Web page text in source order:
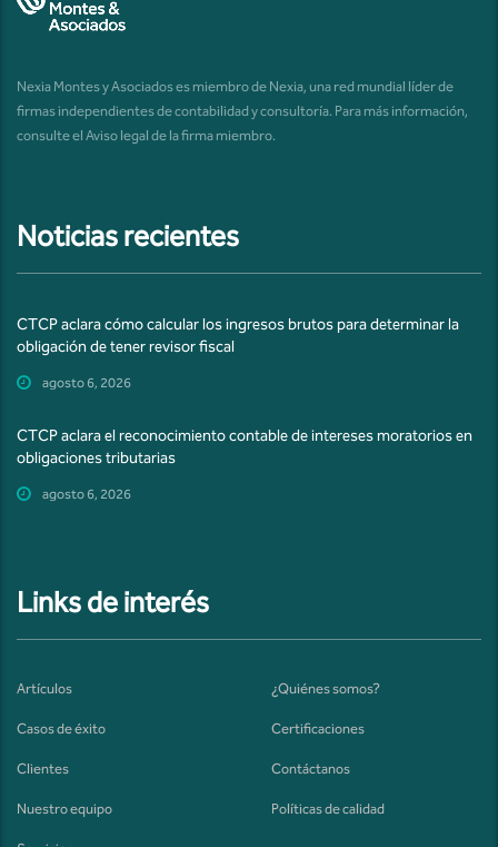
Nexia Montes y Asociados es miembro de Nexia, una red mundial líder de
firmas independientes de contabilidad y consultoría. Para más información,
consulte el Aviso legal de la firma miembro.
Noticias recientes
CTCP aclara cómo calcular los ingresos brutos para determinar la
obligación de tener revisor fiscal
agosto 6, 2026
CTCP aclara el reconocimiento contable de intereses moratorios en
obligaciones tributarias
agosto 6, 2026
Links de interés
Artículos ¿Quiénes somos?
Casos de éxito Certificaciones
Clientes Contáctanos
Nuestro equipo Políticas de calidad